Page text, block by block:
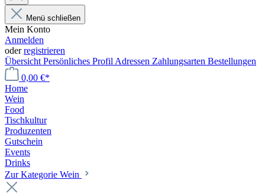
Menü schließen
Mein Konto
Anmelden
oderregistrieren
Übersicht Persönliches Profil Adressen Zahlungsarten Bestellungen
0,00 €*
Home
Wein
Food
Tischkultur
Produzenten
Gutschein
Events
Drinks
Zur Kategorie Wein